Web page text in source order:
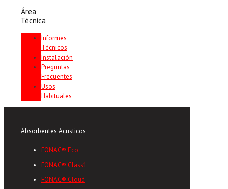
Área
Técnica
Informes
Técnicos
Instalación
Preguntas
Frecuentes
Usos
Habituales
Absorbentes Acusticos
FONAC® Eco
FONAC® Class1
FONAC® Cloud